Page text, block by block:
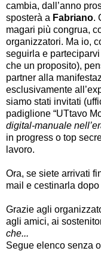
cambia, dall’anno
sposterà a Fabriano.
magari più congrua,
organizzatori. Ma io,
seguirla e
che un proposito),
partner alla
esclusivamente
siamo stati invitati
padiglione “UTtavo
digital-manuale
in progress o top
lavoro.
Ora, se siete arrivati
mail e cestinarla
Grazie agli
agli amici, ai
che...
Segue elenco senza